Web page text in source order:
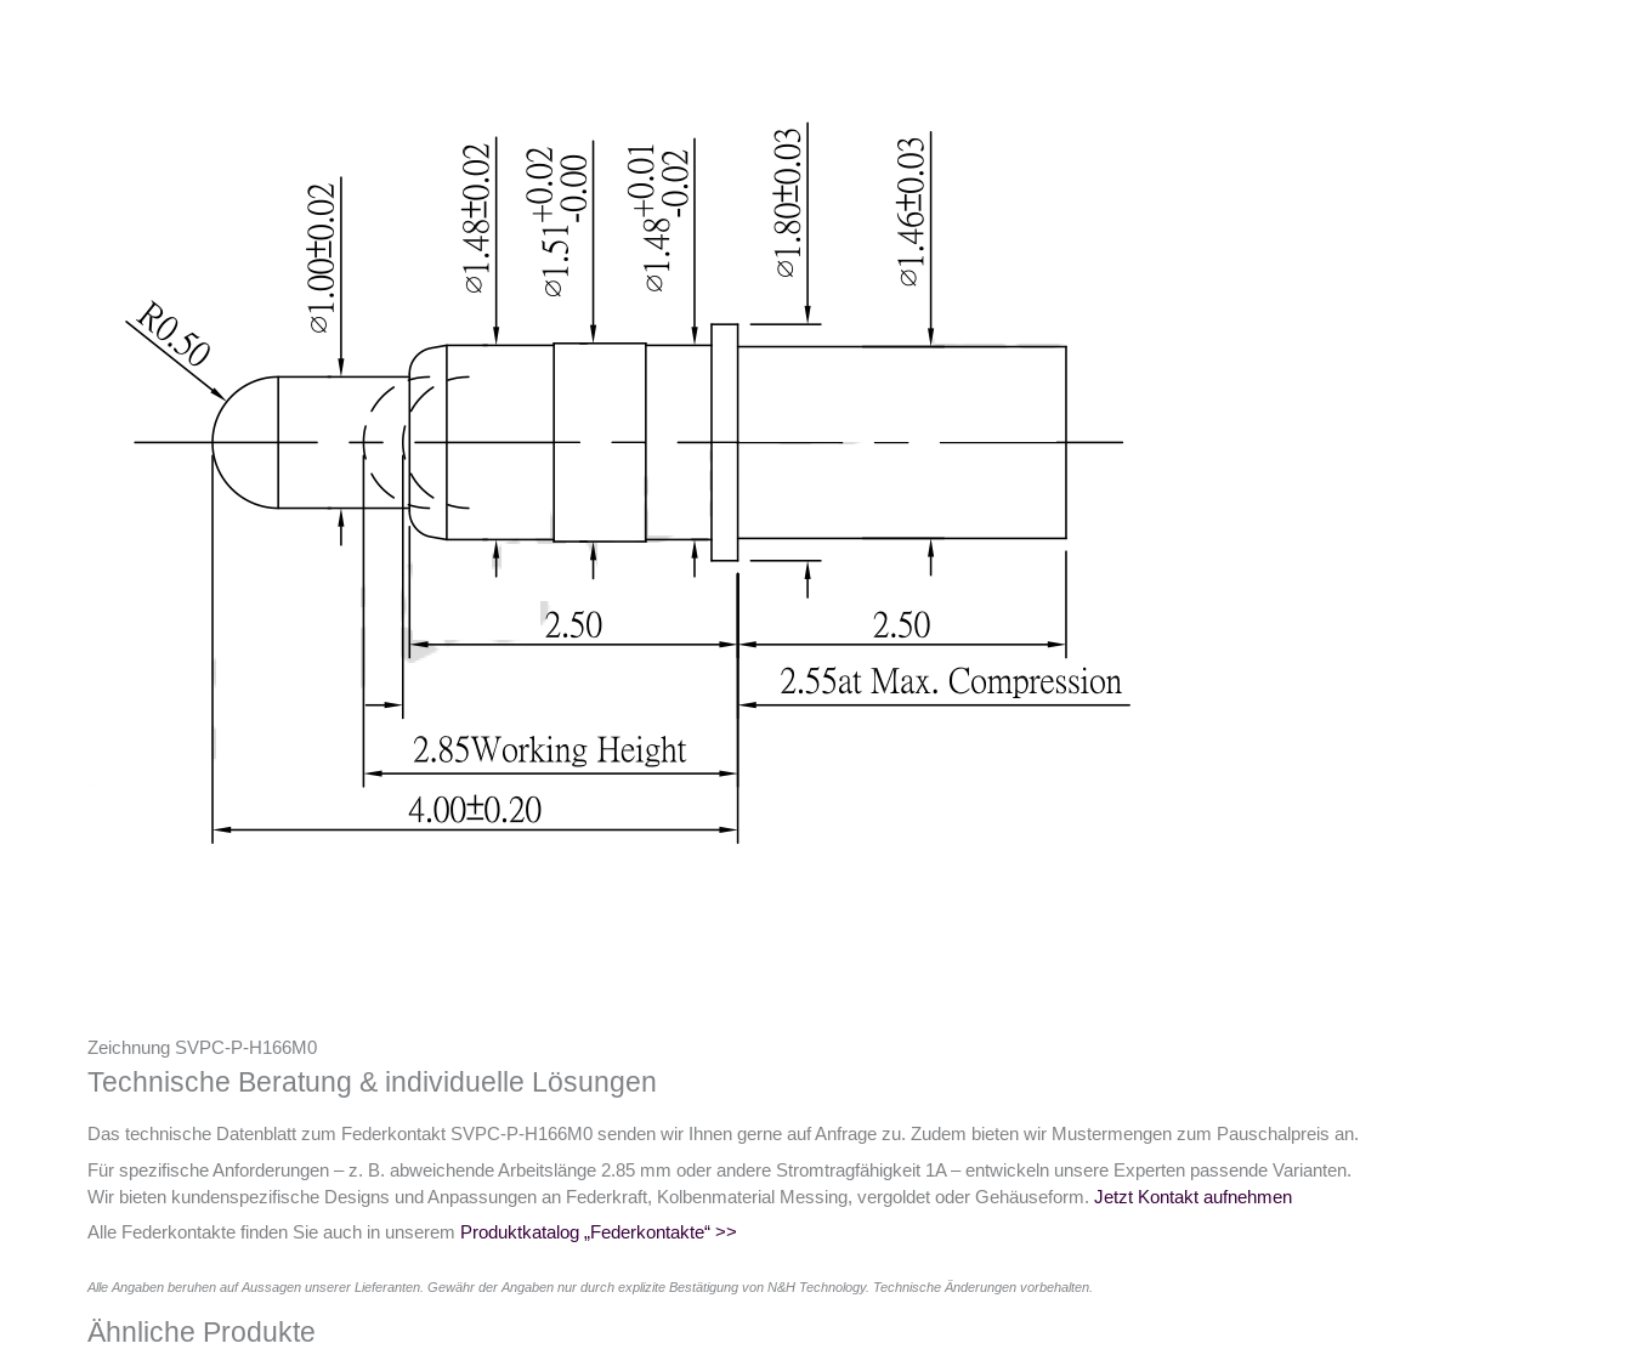
Zeichnung SVPC-P-H166M0
Technische Beratung & individuelle Lösungen
Das technische Datenblatt zum Federkontakt SVPC-P-H166M0 senden wir Ihnen gerne auf Anfrage zu. Zudem bieten wir Mustermengen zum Pauschalpreis an.
Für spezifische Anforderungen – z. B. abweichende Arbeitslänge 2.85 mm oder andere Stromtragfähigkeit 1A – entwickeln unsere Experten passende Varianten.
Wir bieten kundenspezifische Designs und Anpassungen an Federkraft, Kolbenmaterial Messing, vergoldet oder Gehäuseform. Jetzt Kontakt aufnehmen
Alle Federkontakte finden Sie auch in unserem Produktkatalog „Federkontakte“ >>
Alle Angaben beruhen auf Aussagen unserer Lieferanten. Gewähr der Angaben nur durch explizite Bestätigung von N&H Technology. Technische Änderungen vorbehalten.
Ähnliche Produkte